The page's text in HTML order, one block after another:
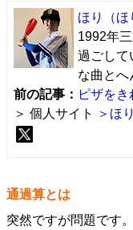
ほり
（ほ
1992年
過ごして
な曲とへ
前の記事： ピザを
＞ 個人サイト
＞ほ
通過算とは
突然ですが問題です。